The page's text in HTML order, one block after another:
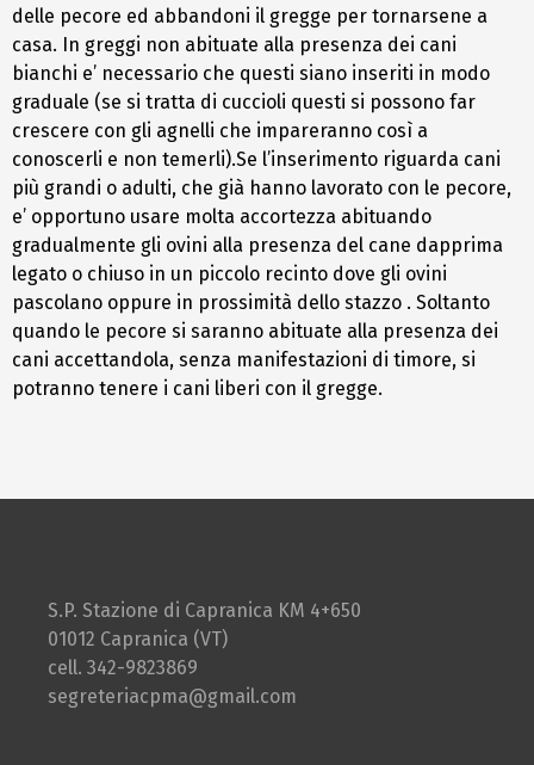
delle pecore ed abbandoni il gregge per tornarsene a
casa. In greggi non abituate alla presenza dei cani
bianchi e’ necessario che questi siano inseriti in modo
graduale (se si tratta di cuccioli questi si possono far
crescere con gli agnelli che impareranno così a
conoscerli e non temerli).Se l’inserimento riguarda cani
più grandi o adulti, che già hanno lavorato con le pecore,
e’ opportuno usare molta accortezza abituando
gradualmente gli ovini alla presenza del cane dapprima
legato o chiuso in un piccolo recinto dove gli ovini
pascolano oppure in prossimità dello stazzo . Soltanto
quando le pecore si saranno abituate alla presenza dei
cani accettandola, senza manifestazioni di timore, si
potranno tenere i cani liberi con il gregge.
S.P. Stazione di Capranica KM 4+650
01012 Capranica (VT)
cell. 342-9823869
segreteriacpma@gmail.com